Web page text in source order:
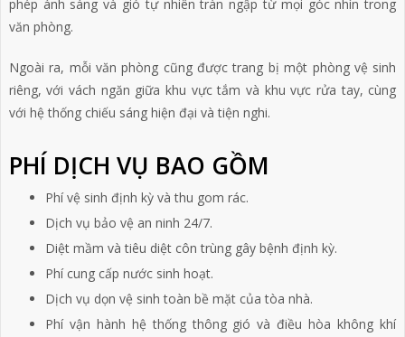
phép ánh sáng và gió tự nhiên tràn ngập từ mọi góc nhìn trong
văn phòng.
Ngoài ra, mỗi văn phòng cũng được trang bị một phòng vệ sinh
riêng, với vách ngăn giữa khu vực tắm và khu vực rửa tay, cùng
với hệ thống chiếu sáng hiện đại và tiện nghi.
PHÍ DỊCH VỤ BAO GỒM
Phí vệ sinh định kỳ và thu gom rác.
Dịch vụ bảo vệ an ninh 24/7.
Diệt mầm và tiêu diệt côn trùng gây bệnh định kỳ.
Phí cung cấp nước sinh hoạt.
Dịch vụ dọn vệ sinh toàn bề mặt của tòa nhà.
Phí vận hành hệ thống thông gió và điều hòa không khí